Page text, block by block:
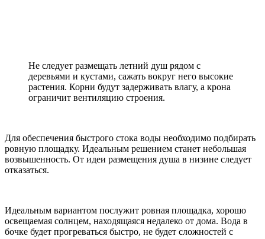
Не следует размещать летний душ рядом с
деревьями и кустами, сажать вокруг него высокие
растения. Корни будут задерживать влагу, а крона
ограничит вентиляцию строения.
Для обеспечения быстрого стока воды необходимо подбирать
ровную площадку. Идеальным решением станет небольшая
возвышенность. От идеи размещения душа в низине следует
отказаться.
Идеальным вариантом послужит ровная площадка, хорошо
освещаемая солнцем, находящаяся недалеко от дома. Вода в
бочке будет прогреваться быстро, не будет сложностей с